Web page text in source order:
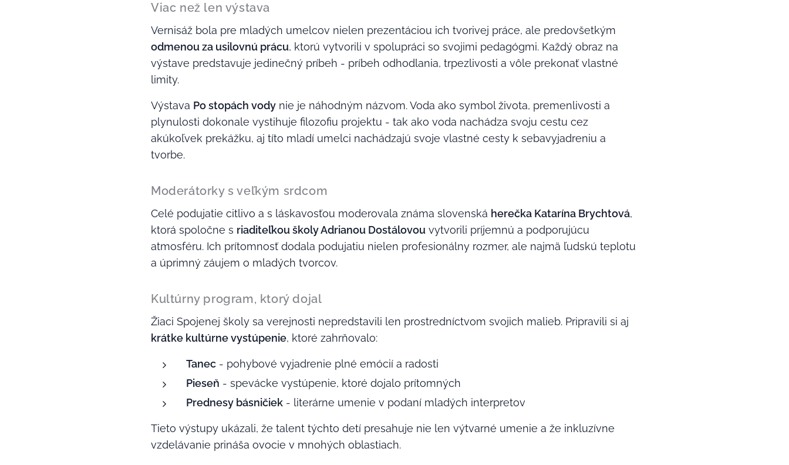
Viac než len výstava
Vernisáž bola pre mladých umelcov nielen prezentáciou ich tvorivej práce, ale predovšetkým
odmenou za usilovnú prácu, ktorú vytvorili v spolupráci so svojimi pedagógmi. Každý obraz na
výstave predstavuje jedinečný príbeh - príbeh odhodlania, trpezlivosti a vôle prekonať vlastné
limity.
Výstava Po stopách vody nie je náhodným názvom. Voda ako symbol života, premenlivosti a
plynulosti dokonale vystihuje filozofiu projektu - tak ako voda nachádza svoju cestu cez
akúkoľvek prekážku, aj títo mladí umelci nachádzajú svoje vlastné cesty k sebavyjadreniu a
tvorbe.
Moderátorky s veľkým srdcom
Celé podujatie citlivo a s láskavosťou moderovala známa slovenská herečka Katarína Brychtová,
ktorá spoločne s riaditeľkou školy Adrianou Dostálovou vytvorili príjemnú a podporujúcu
atmosféru. Ich prítomnosť dodala podujatiu nielen profesionálny rozmer, ale najmä ľudskú teplotu
a úprimný záujem o mladých tvorcov.
Kultúrny program, ktorý dojal
Žiaci Spojenej školy sa verejnosti nepredstavili len prostredníctvom svojich malieb. Pripravili si aj
krátke kultúrne vystúpenie, ktoré zahrňovalo:
Tanec - pohybové vyjadrenie plné emócií a radosti
Pieseň - spevácke vystúpenie, ktoré dojalo prítomných
Prednesy básničiek - literárne umenie v podaní mladých interpretov
Tieto výstupy ukázali, že talent týchto detí presahuje nie len výtvarné umenie a že inkluzívne
vzdelávanie prináša ovocie v mnohých oblastiach.